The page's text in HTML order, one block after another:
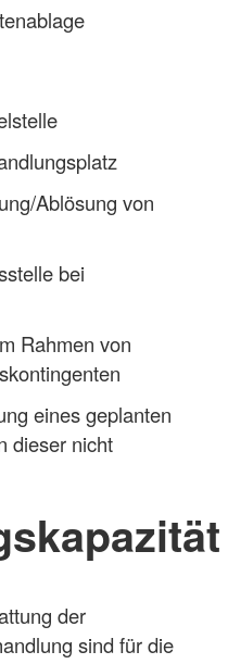
Ablösung von
bei
Rahmen von
eines geplanten
dieser nicht
der
sind für die